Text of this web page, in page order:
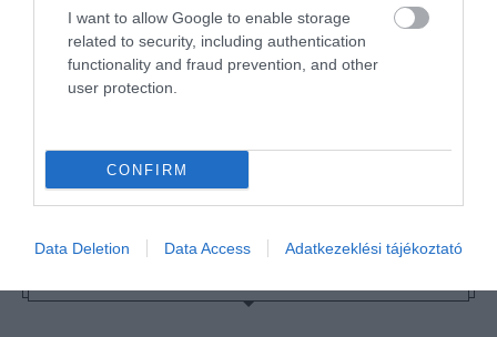
I want to allow Google to enable storage
related to security, including authentication
functionality and fraud prevention, and other
user protection.
CONFIRM
Data Deletion Data Access Adatkezeklési tájékoztató
"Az ember, aki a tengert nézi, szerelemtől
sújtott gyerek." Jean-Michel Maulpoix